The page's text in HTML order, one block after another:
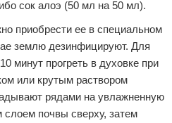
сок алоэ (50 мл на 50 мл).
приобрести ее в специальном
землю дезинфицируют. Для
минут прогреть в духовке при
или крутым раствором
рядами на увлажненную
почвы сверху, затем